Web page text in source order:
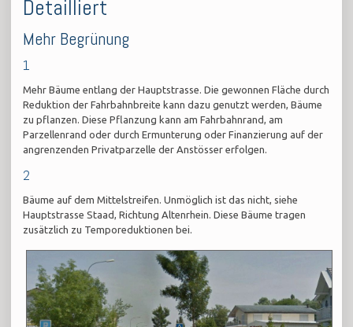
Detailliert
Mehr Begrünung
1
Mehr Bäume entlang der Hauptstrasse. Die gewonnen Fläche durch
Reduktion der Fahrbahnbreite kann dazu genutzt werden, Bäume
zu pflanzen. Diese Pflanzung kann am Fahrbahnrand, am
Parzellenrand oder durch Ermunterung oder Finanzierung auf der
angrenzenden Privatparzelle der Anstösser erfolgen.
2
Bäume auf dem Mittelstreifen. Unmöglich ist das nicht, siehe
Hauptstrasse Staad, Richtung Altenrhein. Diese Bäume tragen
zusätzlich zu Temporeduktionen bei.